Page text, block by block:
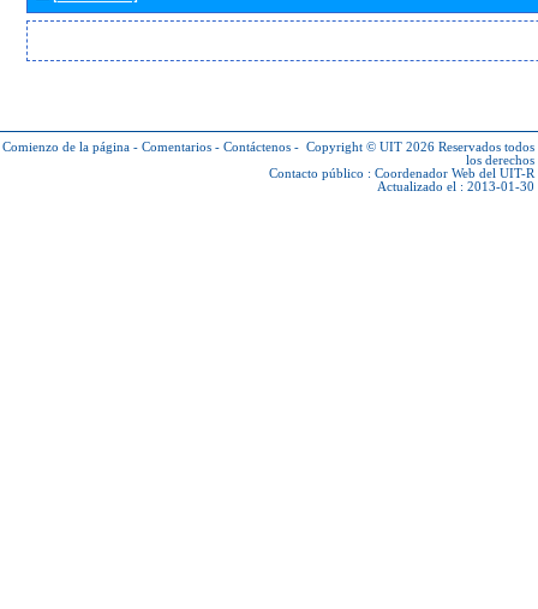
Comienzo de la página - Comentarios - Contáctenos - Copyright © UIT 2026 Reservados todos
los derechos
Contacto público : Coordenador Web del UIT-R
Actualizado el : 2013-01-30